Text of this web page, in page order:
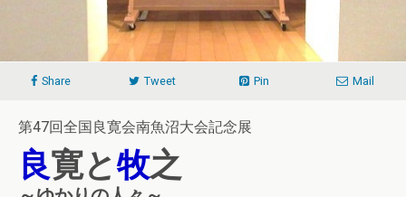
Share Tweet Pin Mail
第47回全国良寛会南魚沼大会記念展
良寛と牧之